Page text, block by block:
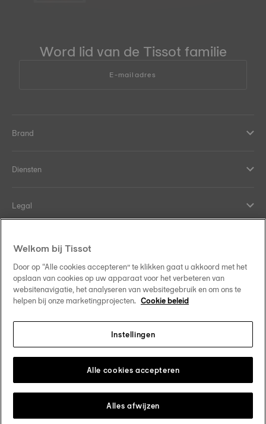
Word lid van de Tissot familie
E-mailadres
Brand
Diensten
Legal
Onze verplichtingen
Volg ons op sociale media
Verander van land Tissot Copyrights 2026
Welkom bij Tissot
Door op “Alle cookies accepteren” te klikken gaat u akkoord met het
opslaan van cookies op uw apparaat voor het verbeteren van
websitenavigatie, het analyseren van websitegebruik en om ons te
helpen bij onze marketingprojecten. Cookie beleid
Instellingen
Alles afwijzen
Alle cookies accepteren